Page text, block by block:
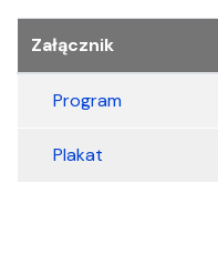
Załączniki
Załącznik
Program
Plakat